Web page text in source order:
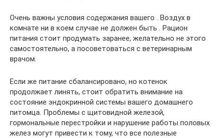
Очень важны условия содержания вашего . Воздух в
комнате ни в коем случае не должен быть . Рацион
питания стоит продумать заранее, желательно не этого
самостоятельно, а посоветоваться с ветеринарным
врачом.
Если же питание сбалансировано, но котенок
продолжает линять, стоит обратить внимание на
состояние эндокринной системы вашего домашнего
питомца. Проблемы с щитовидной железой,
гормональные перестройки и нарушение работы половых
желез могут привести к тому, что все полезные